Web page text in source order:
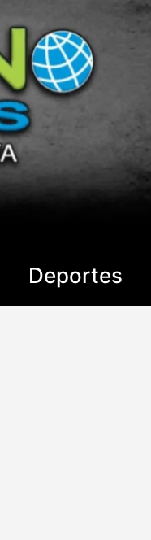
Deportes